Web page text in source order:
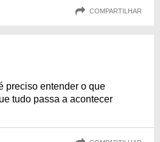
COMPARTILHAR
preciso entender o que
tudo passa a acontecer